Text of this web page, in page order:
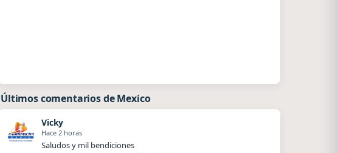
Últimos comentarios de Mexico
Vicky
Hace 2 horas
Saludos y mil bendiciones